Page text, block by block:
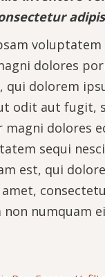
voluptatem
dolores
qui dolorem
odit aut fugit,
magni dolores
sequi
est, qui
non numquam